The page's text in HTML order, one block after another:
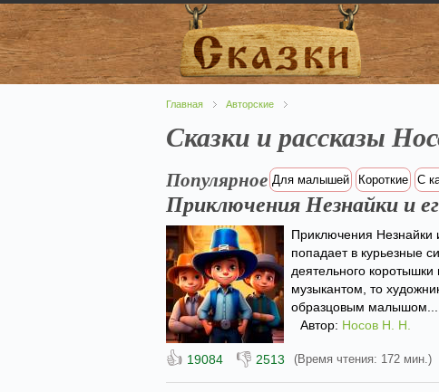
Главная Авторские
Сказки и рассказы
Популярное Для малышей Короткие С
Приключения Незнайки и
Приключения Незнайки
попадает в курьезные
деятельного
музыкантом, то
образцовым малышом...
Автор: Носов Н. Н.
👍 19084 👎 2513 (Время чтения: 172 мин.)